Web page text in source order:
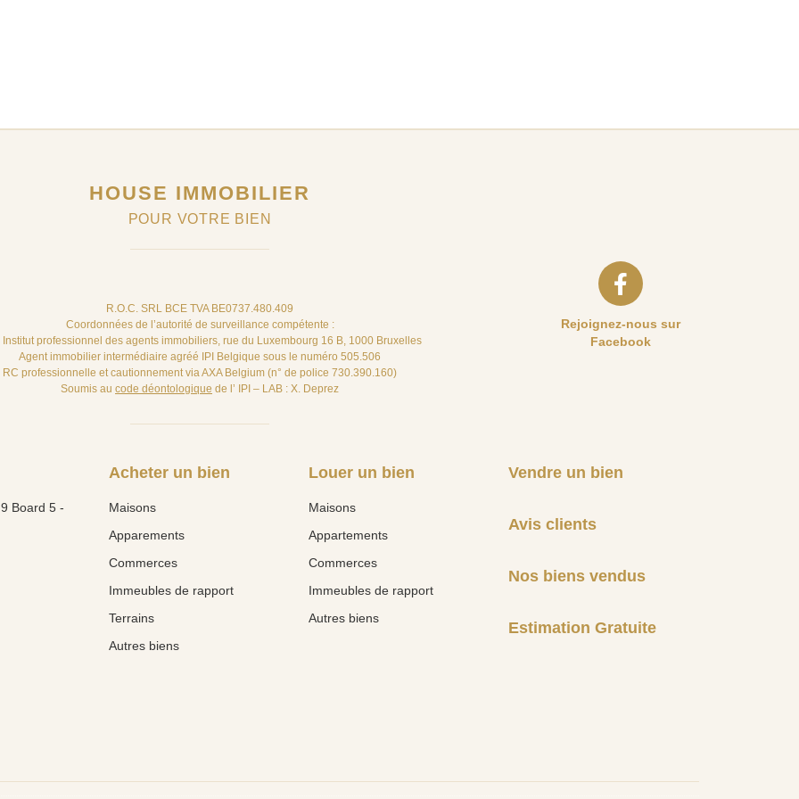
HOUSE IMMOBILIER
POUR VOTRE BIEN
R.O.C. SRL BCE TVA BE0737.480.409
Coordonnées de l’autorité de surveillance compétente :
Institut professionnel des agents immobiliers, rue du Luxembourg 16 B, 1000 Bruxelles
Agent immobilier intermédiaire agréé IPI Belgique sous le numéro 505.506
RC professionnelle et cautionnement via AXA Belgium (n° de police 730.390.160)
Soumis au code déontologique de l’ IPI – LAB : X. Deprez
Rejoignez-nous sur
Facebook
Board 5 -
Acheter un bien
Maisons
Apparements
Commerces
Immeubles de rapport
Terrains
Autres biens
Louer un bien
Maisons
Appartements
Commerces
Immeubles de rapport
Autres biens
Vendre un bien
Avis clients
Nos biens vendus
Estimation Gratuite